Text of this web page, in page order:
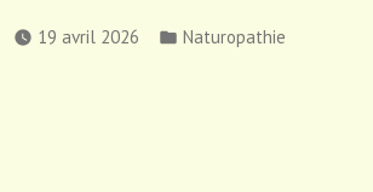
19 avril 2026
Publié
Naturopathie